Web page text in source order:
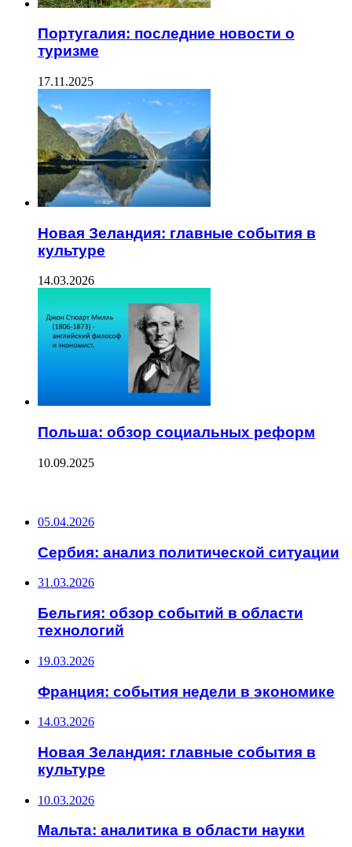
Португалия: последние новости о
туризме
17.11.2025
Новая Зеландия: главные события в
культуре
14.03.2026
Польша: обзор социальных реформ
10.09.2025
05.04.2026
Сербия: анализ политической ситуации
31.03.2026
Бельгия: обзор событий в области
технологий
19.03.2026
Франция: события недели в экономике
14.03.2026
Новая Зеландия: главные события в
культуре
10.03.2026
Мальта: аналитика в области науки